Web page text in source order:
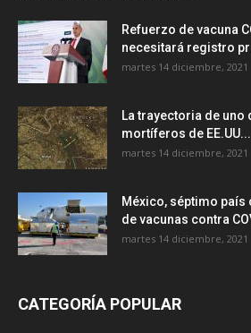
Refuerzo de vacuna
necesitará registro
martes 14 diciembre, 2021
La trayectoria de
mortíferos de
martes 14 diciembre, 2021
México, séptimo
de vacunas contra
martes 14 diciembre, 2021
CATEGORÍA POPULAR